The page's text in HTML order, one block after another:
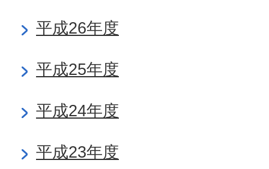
平成26年度
平成25年度
平成24年度
平成23年度